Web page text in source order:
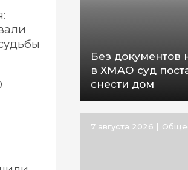
Без документов
в ХМАО суд
снести дом
7 августа 2026